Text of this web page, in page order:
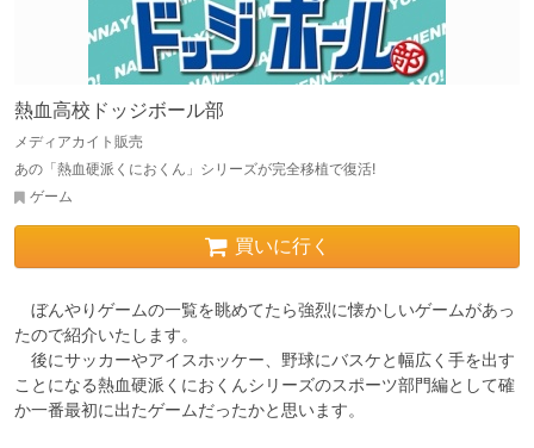
熱血高校ドッジボール部
メディアカイト販売
あの「熱血硬派くにおくん」シリーズが完全移植で復活!
ゲーム
買いに行く
ぼんやりゲームの一覧を眺めてたら強烈に懐かしいゲームがあっ
たので紹介いたします。
後にサッカーやアイスホッケー、野球にバスケと幅広く手を出す
ことになる熱血硬派くにおくんシリーズのスポーツ部門編として確
か一番最初に出たゲームだったかと思います。